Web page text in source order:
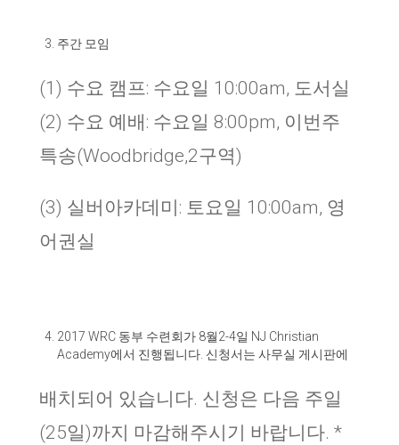
주간 모임
(1) 수요 캠프: 수요일 10:00am, 도서실
(2) 수요 예배: 수요일 8:00pm, 이번주
특송(Woodbridge,2구역)
(3) 실버아카데미: 토요일 10:00am, 영
어권실
2017 WRC 동부 수련회가 8월2-4일 NJ Christian
Academy에서 진행됩니다 신청서는 사무실 게시판에
배치되어 있습니다. 신청은 다음 주일
(25일)까지 마감해주시기 바랍니다. *